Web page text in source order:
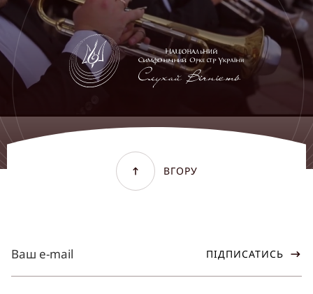
ВГОРУ
ПІДПИСАТИСЬ